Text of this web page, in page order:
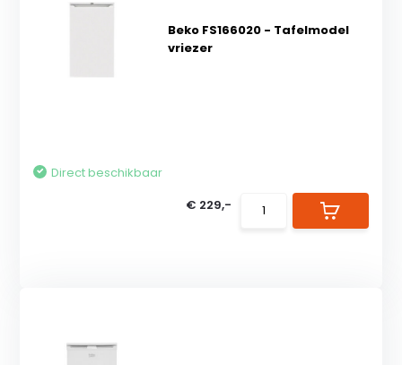
Beko FS166020 - Tafelmodel
vriezer
Direct beschikbaar
€ 229,-